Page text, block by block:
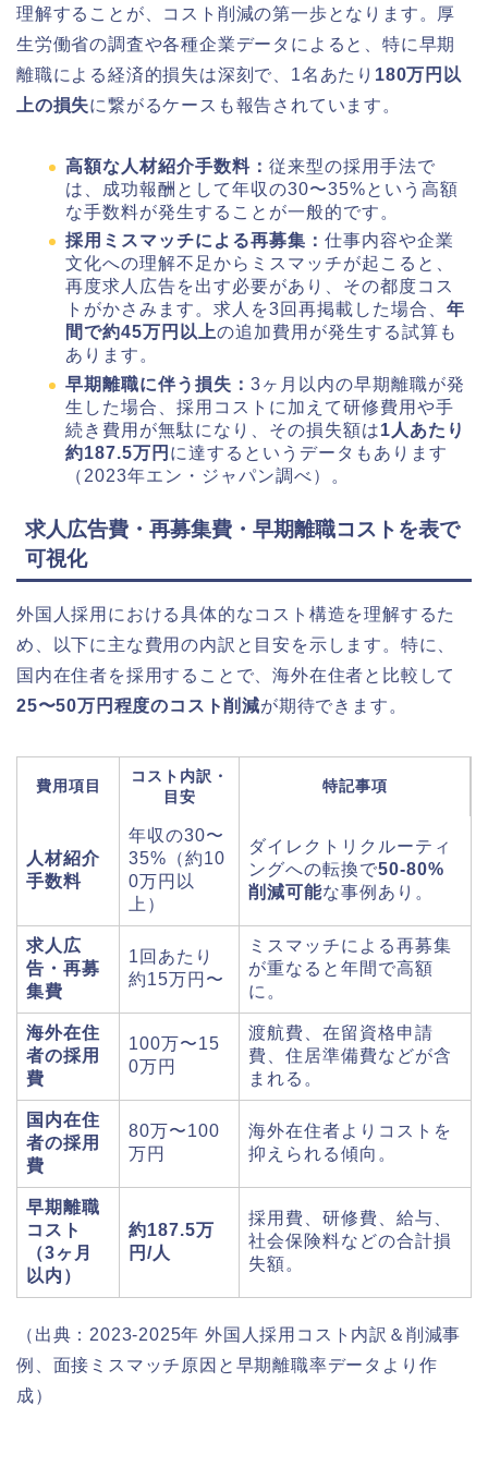
理解することが、コスト削減の第一歩となります。厚
生労働省の調査や各種企業データによると、特に早期
離職による経済的損失は深刻で、1名あたり 180万円以
上の損失に繋がるケースも報告されています。
高額な人材紹介手数料： 従来型の採用手法で
は、成功報酬として年収の30〜35%という高額
な手数料が発生することが一般的です。
採用ミスマッチによる再募集： 仕事内容や企業
文化への理解不足からミスマッチが起こると、
再度求人広告を出す必要があり、その都度コス
トがかさみます。求人を3回再掲載した場合、 年
間で約45万円以上の追加費用が発生する試算も
あります。
早期離職に伴う損失： 3ヶ月以内の早期離職が発
生した場合、採用コストに加えて研修費用や手
続き費用が無駄になり、その損失額は1人あたり
約187.5万円 に達するというデータもあります
（2023年エン・ジャパン調べ）。
求人広告費・再募集費・早期離職コストを表で
可視化
外国人採用における具体的なコスト構造を理解するた
め、以下に主な費用の内訳と目安を示します。特に、
国内在住者を採用することで、海外在住者と比較して
25〜50万円程度のコスト削減が期待できます。
費用項目
コスト内訳・
目安
特記事項
人材紹介
手数料
年収の30〜
35%（約10
0万円以
上）
ダイレクトリクルーティ
ングへの転換で50-80%
削減可能な事例あり。
求人広
告・再募
集費
1回あたり
約15万円〜
ミスマッチによる再募集
が重なると年間で高額
に。
海外在住
者の採用
費
100万〜15
0万円
渡航費、在留資格申請
費、住居準備費などが含
まれる。
国内在住
者の採用
費
80万〜100
万円
海外在住者よりコストを
抑えられる傾向。
早期離職
コスト
（3ヶ月
以内）
約187.5万
円/人
採用費、研修費、給与、
社会保険料などの合計損
失額。
（出典：2023-2025年 外国人採用コスト内訳＆削減事
例、面接ミスマッチ原因と早期離職率データより作
成）